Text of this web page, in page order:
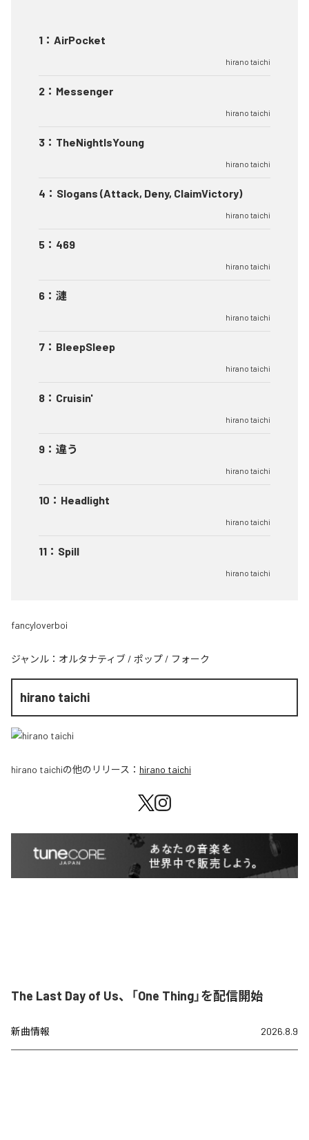
1 ： AirPocket
hirano taichi
2 ： Messenger
hirano taichi
3 ： TheNightIsYoung
hirano taichi
4 ： Slogans (Attack, Deny, ClaimVictory)
hirano taichi
5 ： 469
hirano taichi
6 ： 漣
hirano taichi
7 ： BleepSleep
hirano taichi
8 ： Cruisin'
hirano taichi
9 ： 違う
hirano taichi
10 ： Headlight
hirano taichi
11 ： Spill
hirano taichi
fancyloverboi
ジャンル： オルタナティブ / ポップ / フォーク
hirano taichi
hirano taichiの他のリリース： hirano taichi
The Last Day of Us、「One Thing」を配信開始
新曲情報 2026.8.9